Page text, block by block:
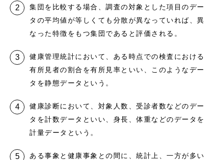
集団を比較する場合、調査の対象とした項目のデー
タの平均値が等しくても分散が異なっていれば、異
なった特徴をもつ集団であると評価される。
健康管理統計において、ある時点での検査における
有所見者の割合を有所見率といい、このようなデー
タを静態データという。
健康診断において、対象人数、受診者数などのデー
タを計数データといい、身長、体重などのデータを
計量データという。
ある事象と健康事象との間に、統計上、一方が多い